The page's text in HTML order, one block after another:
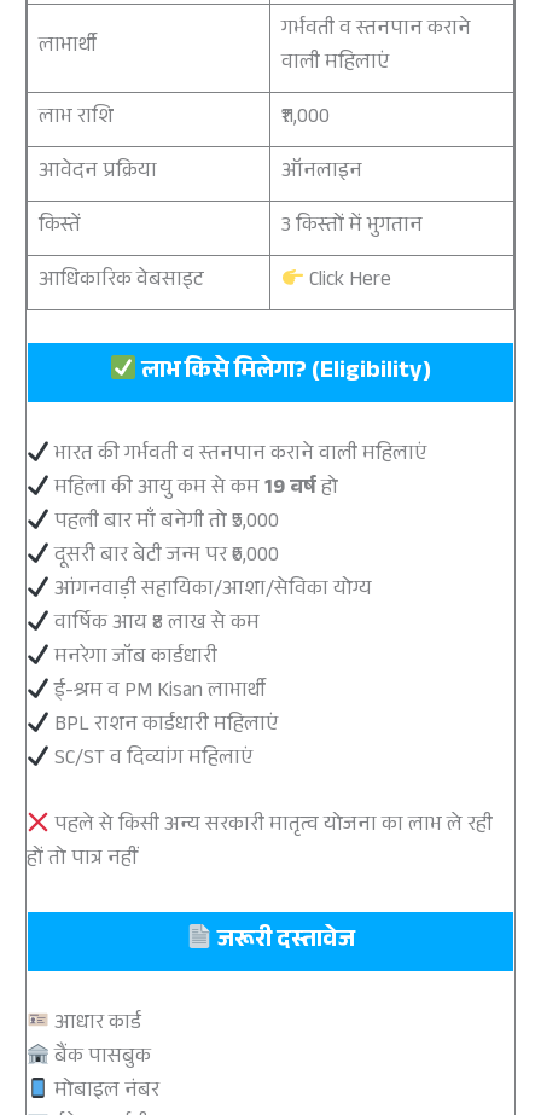
लाभार्थी
गर्भवती व स्तनपान कराने
वाली महिलाएं
लाभ राशि
₹11,000
आवेदन प्रक्रिया
ऑनलाइन
किस्तें
3 किस्तों में भुगतान
आधिकारिक वेबसाइट
Click Here
लाभ किसे मिलेगा? (Eligibility)
भारत की गर्भवती व स्तनपान कराने वाली महिलाएं
महिला की आयु कम से कम19 वर्षहो
पहली बार माँ बनेगी तो ₹5,000
दूसरी बार बेटी जन्म पर ₹6,000
आंगनवाड़ी सहायिका/आशा/सेविका योग्य
वार्षिक आय ₹8 लाख से कम
मनरेगा जॉब कार्डधारी
ई-श्रम व PM Kisan लाभार्थी
BPL राशन कार्डधारी महिलाएं
SC/ST व दिव्यांग महिलाएं
पहले से किसी अन्य सरकारी मातृत्व योजना का लाभ ले रही
हों तो पात्र नहीं
जरूरी दस्तावेज
आधार कार्ड
बैंक पासबुक
मोबाइल नंबर